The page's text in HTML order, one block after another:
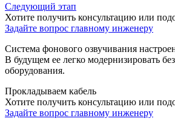
Следующий этап
Хотите получить консультацию или
Задайте вопрос главному инженеру
Система фонового озвучивания
В будущем ее легко модернизировать
оборудования.
Прокладываем кабель
Хотите получить консультацию или
Задайте вопрос главному инженеру